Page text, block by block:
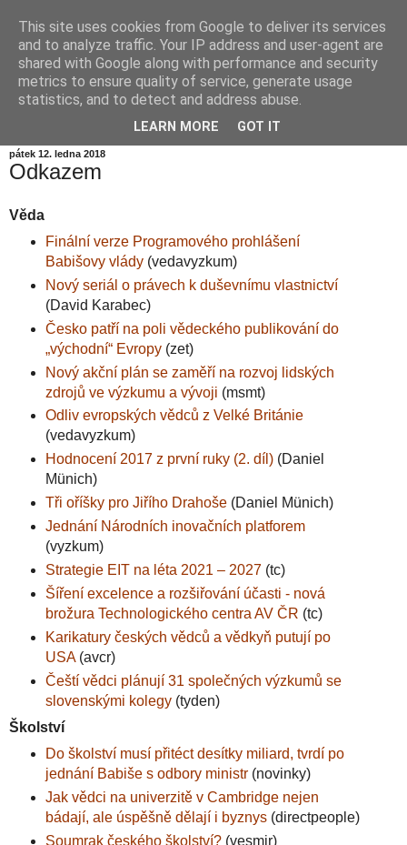
Informační zátiší
Blog Ústavu informatiky Akademie věd České republiky,
pátek 12. ledna 2018
Odkazem
Věda
Finální verze Programového prohlášení
Babišovy vlády(vedavyzkum)
Nový seriál o právech k duševnímu vlastnictví
(David Karabec)
Česko patří na poli vědeckého publikování do
„východní“ Evropy(zet)
Nový akční plán se zaměří na rozvoj lidských
zdrojů ve výzkumu a vývoji (msmt)
Odliv evropských vědců z Velké Británie
(vedavyzkum)
Hodnocení 2017 z první ruky (2. díl)(Daniel
Münich)
Tři oříšky pro Jiřího Drahoše(Daniel Münich)
Jednání Národních inovačních platforem
(vyzkum)
Strategie EIT na léta 2021 – 2027(tc)
Šíření excelence a rozšiřování účasti - nová
brožura Technologického centra AV ČR (tc)
Karikatury českých vědců a vědkyň putují po
USA(avcr)
Čeští vědci plánují 31 společných výzkumů se
slovenskými kolegy(tyden)
Školství
Do školství musí přitéct desítky miliard, tvrdí po
jednání Babiše s odbory ministr(novinky)
Jak vědci na univerzitě v Cambridge nejen
bádají, ale úspěšně dělají i byznys(directpeople)
Soumrak českého školství?(vesmir)
This site uses cookies from Google to deliver its services
and to analyze traffic. Your IP address and user-agent are
shared with Google along with performance and security
metrics to ensure quality of service, generate usage
statistics, and to detect and address abuse.
LEARN MORE GOT IT